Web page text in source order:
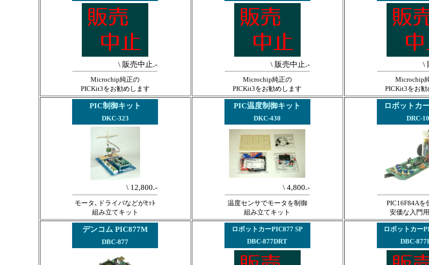
\ 販売中止.-
Microchip純正の
PICKit3をお勧めします
\ 販売中止.-
Microchip純正の
PICKit3をお勧めします
\
Microchip
PICKit3をお勧
PIC制御キット
DKC-323
\ 12,800.-
モータ､ドライバなどがｾｯﾄ
組み立てキット
PIC温度制御キット
DKC-430
\ 4,800.-
温度センサでモータを制御
組み立てキット
ロボットカ
DRC-
PIC16F84Aを
安価な入門
デンコム PIC877M
DBC-877
ロボットカーPIC877 SP
DBC-877DRT
ロボットカー
DBC-